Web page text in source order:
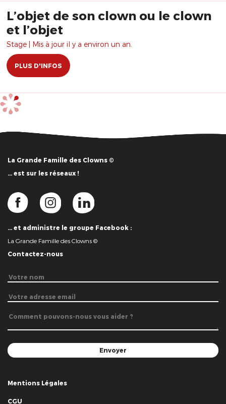
L’objet de son clown ou le clown
et l’objet
Stage | Mis à jour il y a environ un an.
PLUS D'INFOS
La Grande Famille des Clowns ©
… est sur les réseaux !
… et administre le groupe Facebook :
La Grande Famille des Clowns ©
Contactez-nous
Mentions Légales
CGU